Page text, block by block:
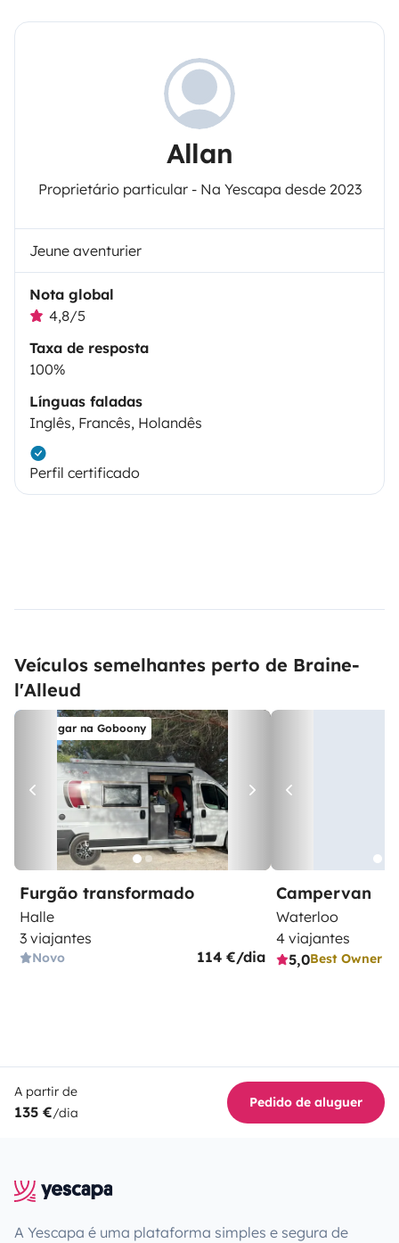
Allan
Proprietário particular - Na Yescapa desde 2023
Jeune aventurier
Nota global
4,8/5
Taxa de resposta
100%
Línguas faladas
Inglês, Francês, Holandês
Perfil certificado
Veículos semelhantes perto de Braine-
l'Alleud
Alugar na Goboony
Furgão transformado
Halle
3 viajantes
Novo 114 €/dia
Campervan
Waterloo
4 viajantes
5,0Best Owner
A partir de
135 €/dia
Pedido de aluguer
A Yescapa é uma plataforma simples e segura de